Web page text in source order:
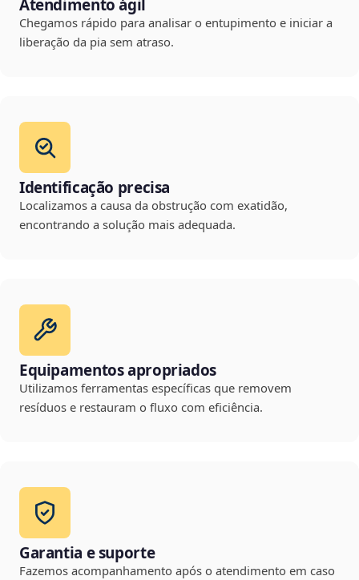
Atendimento ágil
Chegamos rápido para analisar o entupimento e iniciar a
liberação da pia sem atraso.
Identificação precisa
Localizamos a causa da obstrução com exatidão,
encontrando a solução mais adequada.
Equipamentos apropriados
Utilizamos ferramentas específicas que removem
resíduos e restauram o fluxo com eficiência.
Garantia e suporte
Fazemos acompanhamento após o atendimento em caso